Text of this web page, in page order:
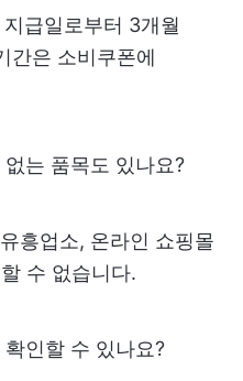
급일로부터 3개월
간은 소비쿠폰에
는 품목도 있나요?
흥업소, 온라인 쇼핑몰
수 없습니다.
인할 수 있나요?